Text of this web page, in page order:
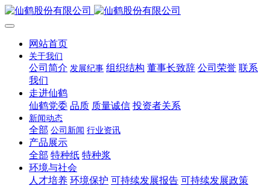
网站首页
关于我们
公司简介 发展纪事 组织结构 董事长致辞 公司荣誉 联系
我们
走进仙鹤
仙鹤党委 品质 质量诚信 投资者关系
新闻动态
全部 公司新闻 行业资讯
产品展示
全部 特种纸 特种浆
环境与社会
人才培养 环境保护 可持续发展报告 可持续发展政策